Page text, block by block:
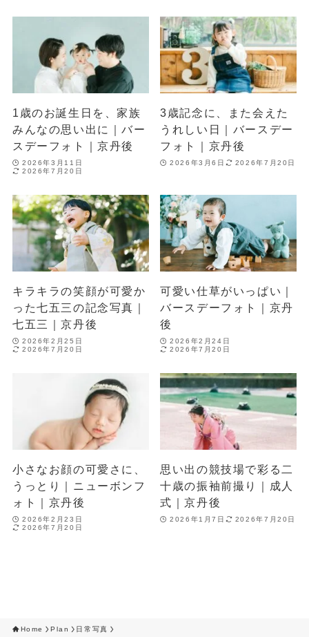
1歳のお誕生日を、家族
みんなの思い出に｜バー
スデーフォト｜京丹後
2026年3月11日
2026年7月20日
3歳記念に、また会えた
うれしい日｜バースデー
フォト｜京丹後
2026年3月6日 2026年7月20日
キラキラの笑顔が可愛か
った七五三の記念写真｜
七五三｜京丹後
2026年2月25日
2026年7月20日
可愛い仕草がいっぱい｜
バースデーフォト｜京丹
後
2026年2月24日
2026年7月20日
小さなお顔の可愛さに、
うっとり｜ニューボンフ
ォト｜京丹後
2026年2月23日
2026年7月20日
思い出の競技場で彩る二
十歳の振袖前撮り｜成人
式｜京丹後
2026年1月7日 2026年7月20日
Home Plan 日常写真